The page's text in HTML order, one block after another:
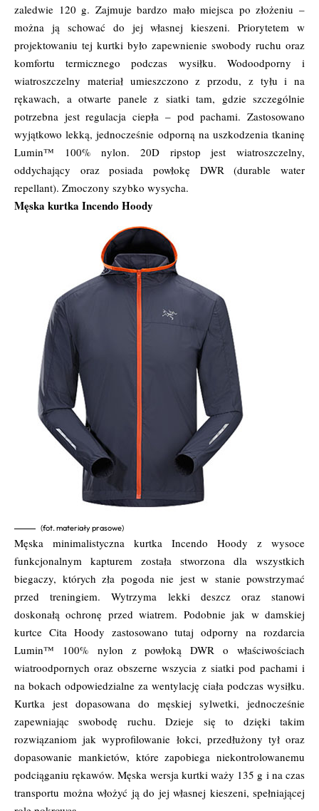
zaledwie 120 g. Zajmuje bardzo mało miejsca po złożeniu –
można ją schować do jej własnej kieszeni. Priorytetem w
projektowaniu tej kurtki było zapewnienie swobody ruchu oraz
komfortu termicznego podczas wysiłku. Wodoodporny i
wiatroszczelny materiał umieszczono z przodu, z tyłu i na
rękawach, a otwarte panele z siatki tam, gdzie szczególnie
potrzebna jest regulacja ciepła – pod pachami. Zastosowano
wyjątkowo lekką, jednocześnie odporną na uszkodzenia tkaninę
Lumin™ 100% nylon. 20D ripstop jest wiatroszczelny,
oddychający oraz posiada powłokę DWR (durable water
repellant). Zmoczony szybko wysycha.
Męska kurtka Incendo Hoody
(fot. materiały prasowe)
Męska minimalistyczna kurtka Incendo Hoody z wysoce
funkcjonalnym kapturem została stworzona dla wszystkich
biegaczy, których zła pogoda nie jest w stanie powstrzymać
przed treningiem. Wytrzyma lekki deszcz oraz stanowi
doskonałą ochronę przed wiatrem. Podobnie jak w damskiej
kurtce Cita Hoody zastosowano tutaj odporny na rozdarcia
Lumin™ 100% nylon z powłoką DWR o właściwościach
wiatroodpornych oraz obszerne wszycia z siatki pod pachami i
na bokach odpowiedzialne za wentylację ciała podczas wysiłku.
Kurtka jest dopasowana do męskiej sylwetki, jednocześnie
zapewniając swobodę ruchu. Dzieje się to dzięki takim
rozwiązaniom jak wyprofilowanie łokci, przedłużony tył oraz
dopasowanie mankietów, które zapobiega niekontrolowanemu
podciąganiu rękawów. Męska wersja kurtki waży 135 g i na czas
transportu można włożyć ją do jej własnej kieszeni, spełniającej